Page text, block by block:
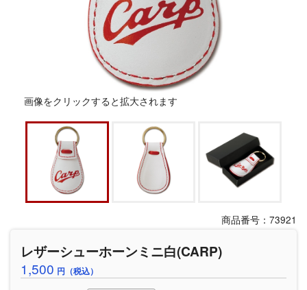
画像をクリックすると拡大されます
商品番号：73921
レザーシューホーンミニ白(CARP)
1,500 円（税込）